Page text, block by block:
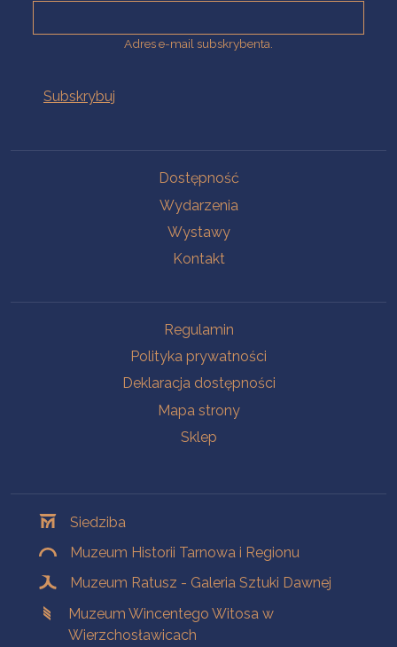
Adres e-mail subskrybenta.
Dostępność
Wydarzenia
Wystawy
Kontakt
Regulamin
Polityka prywatności
Deklaracja dostępności
Mapa strony
Sklep
Siedziba
Muzeum Historii Tarnowa i Regionu
Muzeum Ratusz - Galeria Sztuki Dawnej
Muzeum Wincentego Witosa w
Wierzchosławicach